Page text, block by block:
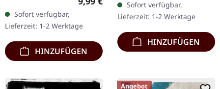
Chaos Records. CD im
Jewelcase. Neuauflage mit
neuem Artwork,…
Sofort verfügbar,
Lieferzeit: 1-2 Werktage
HINZUFÜGEN
DigiPak mit 12-seitigem
Booklet. Geht es dir…
Sofort verfügbar,
Lieferzeit: 1-2 Werktage
HINZUFÜGEN
Angebot